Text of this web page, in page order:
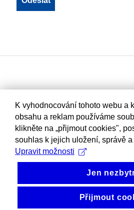
K vyhodnocování tohoto webu a
obsahu a reklam používáme
klikněte na „přijmout cookies",
souhlas k jejich uložení, správě a
Upravit možnosti
Jen
Přijmout